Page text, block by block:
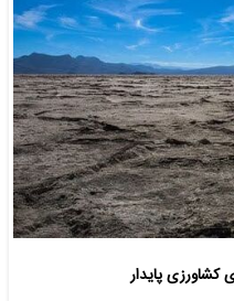
کشاورزی پایدار